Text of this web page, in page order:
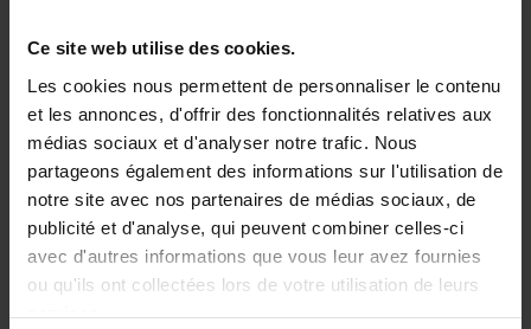
Ce site web utilise des cookies.
Les cookies nous permettent de personnaliser le contenu
et les annonces, d'offrir des fonctionnalités relatives aux
médias sociaux et d'analyser notre trafic. Nous
partageons également des informations sur l'utilisation de
notre site avec nos partenaires de médias sociaux, de
publicité et d'analyse, qui peuvent combiner celles-ci
avec d'autres informations que vous leur avez fournies
ou qu'ils ont collectées lors de votre utilisation de leurs
services.
Expédition rapide
Plus de 3000 produits en stock
1.000.000+ clients